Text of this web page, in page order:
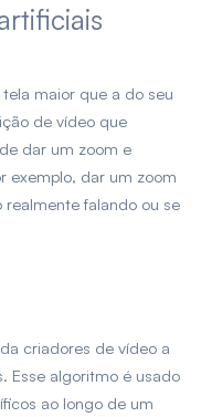
maior que a do seu
de vídeo que
dar um zoom e
exemplo, dar um zoom
realmente falando ou se
criadores de vídeo a
Esse algoritmo é usado
ao longo de um